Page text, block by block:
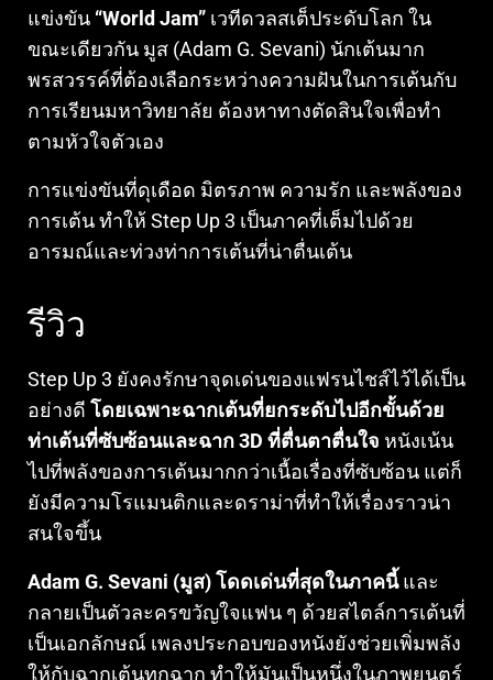
แข่งขัน “World Jam” เวทีดวลสเต็ประดับโลก ใน
ขณะเดียวกัน มูส (Adam G. Sevani) นักเต้นมาก
พรสวรรค์ที่ต้องเลือกระหว่างความฝันในการเต้นกับ
การเรียนมหาวิทยาลัย ต้องหาทางตัดสินใจเพื่อทำ
ตามหัวใจตัวเอง
การแข่งขันที่ดุเดือด มิตรภาพ ความรัก และพลังของ
การเต้น ทำให้ Step Up 3 เป็นภาคที่เต็มไปด้วย
อารมณ์และท่วงท่าการเต้นที่น่าตื่นเต้น
รีวิว
Step Up 3 ยังคงรักษาจุดเด่นของแฟรนไชส์ไว้ได้เป็น
อย่างดี โดยเฉพาะฉากเต้นที่ยกระดับไปอีกขั้นด้วย
ท่าเต้นที่ซับซ้อนและฉาก 3D ที่ตื่นตาตื่นใจ หนังเน้น
ไปที่พลังของการเต้นมากกว่าเนื้อเรื่องที่ซับซ้อน แต่ก็
ยังมีความโรแมนติกและดราม่าที่ทำให้เรื่องราวน่า
สนใจขึ้น
Adam G. Sevani (มูส) โดดเด่นที่สุดในภาคนี้และ
กลายเป็นตัวละครขวัญใจแฟน ๆ ด้วยสไตล์การเต้นที่
เป็นเอกลักษณ์ เพลงประกอบของหนังยังช่วยเพิ่มพลัง
ให้กับฉากเต้นทุกฉาก ทำให้มันเป็นหนึ่งในภาพยนตร์